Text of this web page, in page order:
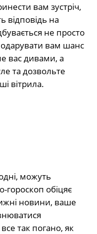
вам зустріч,
відповідь на
не просто
вам шанс
вас дивами, а
та дозвольте
вітрила.
можуть
гороскоп обіцяє
новини, ваше
так погано, як